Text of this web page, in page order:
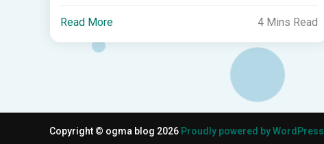
Read More 4 Mins Read
Copyright © ogma blog 2026 Proudly powered by WordPress